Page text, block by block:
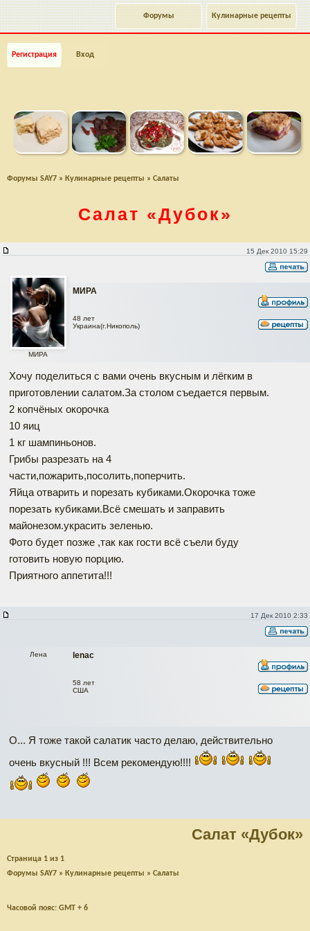
Кулинарные рецепты
Форумы
Регистрация Вход
Форумы SAY7 » Кулинарные рецепты » Салаты
Салат «Дубок»
15 Дек 2010 15:29
МИРА
МИРА
48 лет
Украина(г.Никополь)
Хочу поделиться с вами очень вкусным и лёгким в
приготовлении салатом.За столом съедается первым.
2 копчёных окорочка
10 яиц
1 кг шампиньонов.
Грибы разрезать на 4
части,пожарить,посолить,поперчить.
Яйца отварить и порезать кубиками.Окорочка тоже
порезать кубиками.Всё смешать и заправить
майонезом.украсить зеленью.
Фото будет позже ,так как гости всё съели буду
готовить новую порцию.
Приятного аппетита!!!
17 Дек 2010 2:33
lenac
Лена
58 лет
США
О... Я тоже такой салатик часто делаю, действительно
очень вкусный !!! Всем рекомендую!!!!
Салат «Дубок»
Страница 1 из 1
Форумы SAY7 » Кулинарные рецепты » Салаты
Часовой пояс: GMT + 6